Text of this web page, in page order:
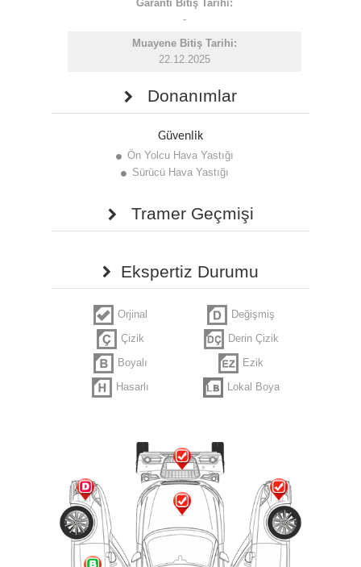
Garanti Bitiş Tarihi:
-
Muayene Bitiş Tarihi:
22.12.2025
Donanımlar
Güvenlik
Ön Yolcu Hava Yastığı
Sürücü Hava Yastığı
Tramer Geçmişi
Ekspertiz Durumu
Orjinal
Değişmiş
Çizik
Derin Çizik
Boyalı
Ezik
Hasarlı
Lokal Boya